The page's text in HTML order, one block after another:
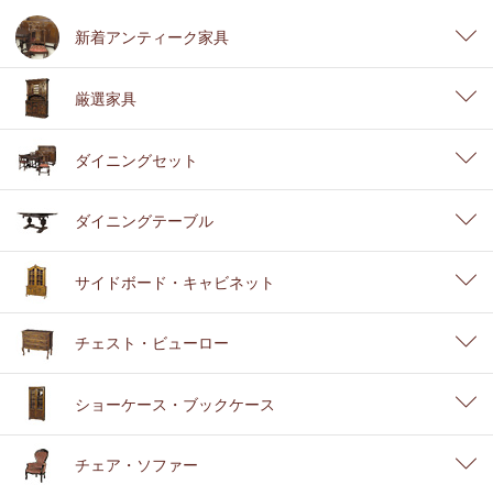
新着アンティーク家具
厳選家具
ダイニングセット
ダイニングテーブル
サイドボード・キャビネット
チェスト・ビューロー
ショーケース・ブックケース
チェア・ソファー